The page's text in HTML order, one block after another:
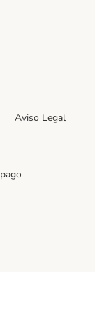
Aviso Legal